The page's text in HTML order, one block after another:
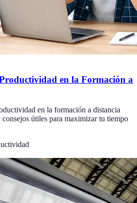
en la Formación a
en la formación a distancia
consejos útiles para maximizar tu tiempo